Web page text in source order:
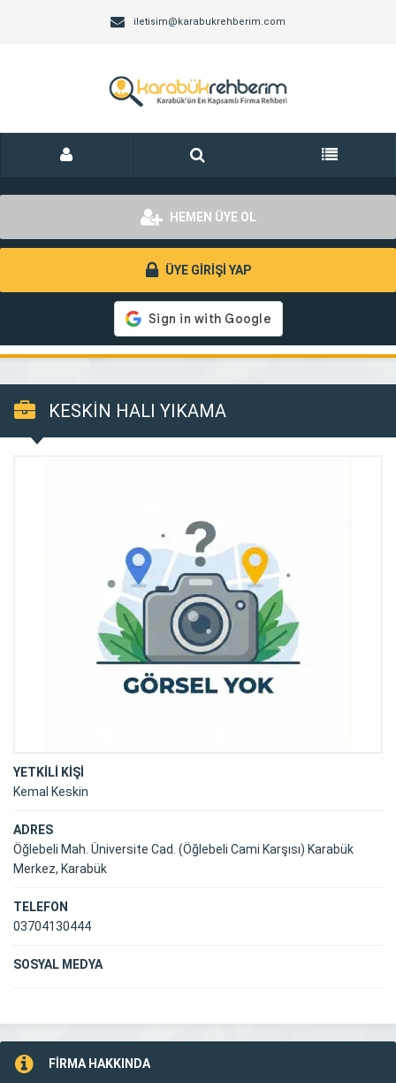
iletisim@karabukrehberim.com
HEMEN ÜYE OL
ÜYE GİRİŞİ YAP
KESKİN HALI YIKAMA
YETKİLİ KİŞİ
Kemal Keskin
ADRES
Öğlebeli Mah. Üniversite Cad. (Öğlebeli Cami Karşısı) Karabük
Merkez, Karabük
TELEFON
03704130444
SOSYAL MEDYA
FİRMA HAKKINDA